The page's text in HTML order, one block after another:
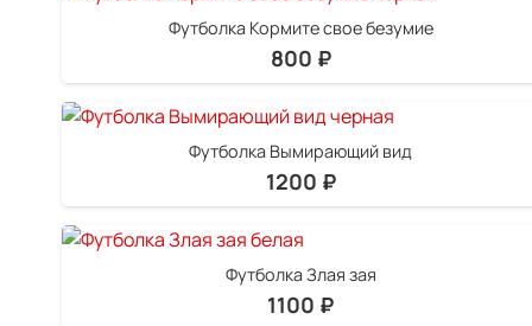
Футболка Кормите свое безумие
800 ₽
Футболка Вымирающий вид
1200 ₽
Футболка Злая зая
1100 ₽